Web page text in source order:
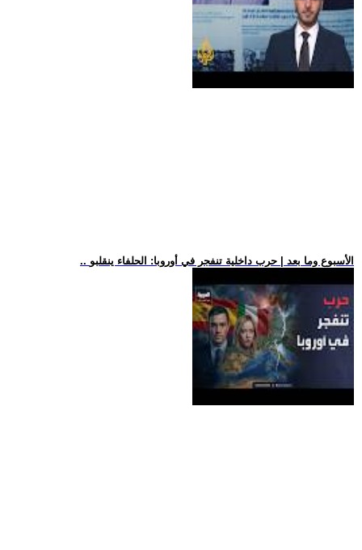
.. الأسبوع وما بعد | حرب داخلية تنفجر في أوروبا: الحلفاء ينقلبو